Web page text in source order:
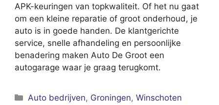
APK-keuringen van topkwaliteit. Of het nu gaat
om een kleine reparatie of groot onderhoud, je
auto is in goede handen. De klantgerichte
service, snelle afhandeling en persoonlijke
benadering maken Auto De Groot een
autogarage waar je graag terugkomt.
Categorieën
Auto bedrijven, Groningen,Winschoten